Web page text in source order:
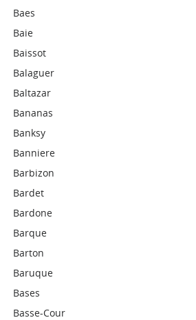
Baes
Baie
Baissot
Balaguer
Baltazar
Bananas
Banksy
Banniere
Barbizon
Bardet
Bardone
Barque
Barton
Baruque
Bases
Basse-Cour